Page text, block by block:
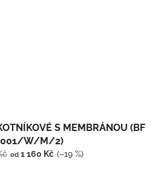
S MEMBRÁNOU (BF
W/M/2)
od1 160 Kč (–19 %)